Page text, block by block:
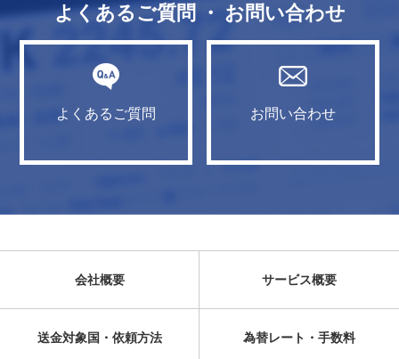
よくあるご質問 ・ お問い合わせ
よくあるご質問 お問い合わせ
会社概要 サービス概要
送金対象国・依頼方法 為替レート・手数料